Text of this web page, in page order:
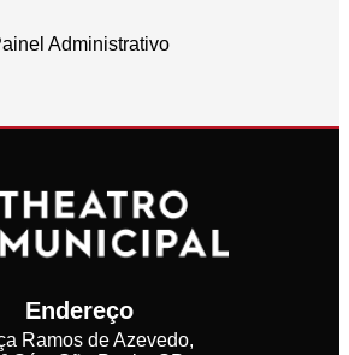
Administrativo
Endereço
Ramos de Azevedo,